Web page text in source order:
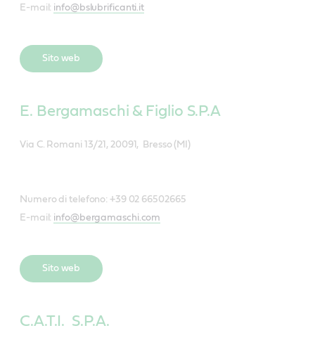
E-mail: info@bslubrificanti.it
Sito web
E. Bergamaschi & Figlio S.P.A
Via C. Romani 13/21, 20091, Bresso (MI)
Numero di telefono: +39 02 66502665
E-mail: info@bergamaschi.com
Sito web
C.A.T.I. S.P.A.